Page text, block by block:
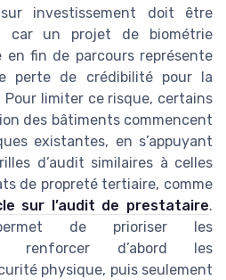
investissement doit être
car un projet de biométrie
en fin de parcours représente
perte de crédibilité pour la
limiter ce risque, certains
des bâtiments commencent
existantes, en s’appuyant
d’audit similaires à celles
de propreté tertiaire, comme
sur l’audit de prestataire.
de prioriser les
renforcer d’abord les
physique, puis seulement